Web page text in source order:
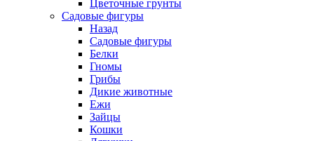
Цветочные грунты
Садовые фигуры
Назад
Садовые фигуры
Белки
Гномы
Грибы
Дикие животные
Ежи
Зайцы
Кошки